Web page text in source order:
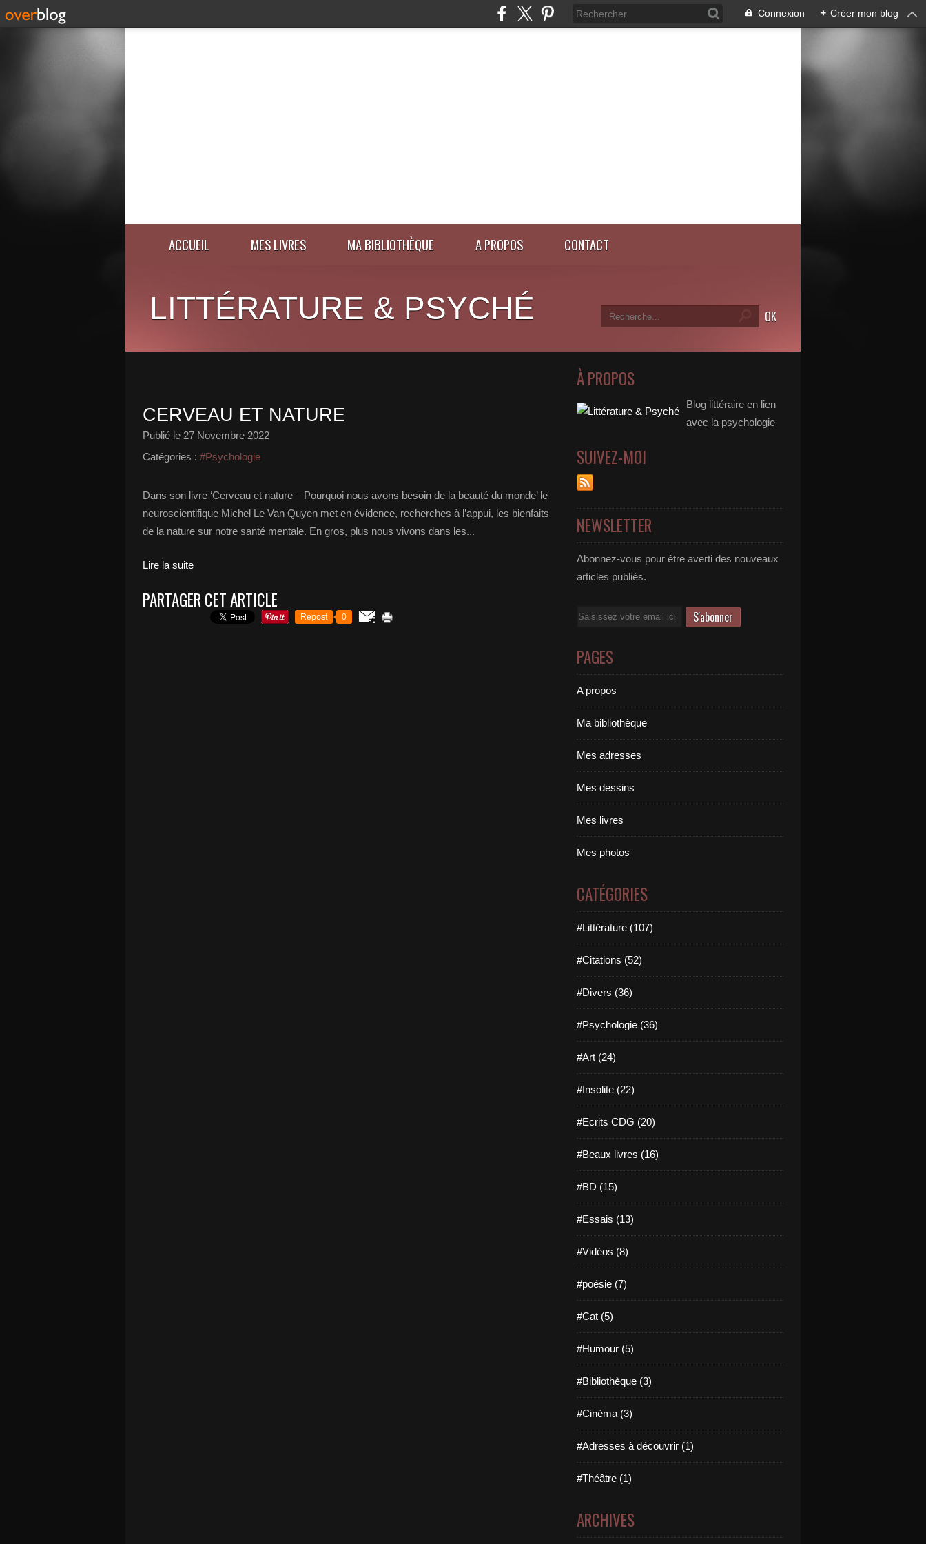
Connexion + Créer mon blog
ACCUEIL MES LIVRES MA BIBLIOTHÈQUE A PROPOS CONTACT
LITTÉRATURE & PSYCHÉ
CERVEAU ET NATURE
Publié le 27 Novembre 2022
Catégories : #Psychologie
Dans son livre ‘Cerveau et nature – Pourquoi nous avons besoin de la beauté du monde’ le
neuroscientifique Michel Le Van Quyen met en évidence, recherches à l’appui, les bienfaits
de la nature sur notre santé mentale. En gros, plus nous vivons dans les...
Lire la suite
PARTAGER CET ARTICLE
Repost 0
À PROPOS
Blog littéraire en lien
avec la psychologie
SUIVEZ-MOI
NEWSLETTER
Abonnez-vous pour être averti des nouveaux
articles publiés.
Email
PAGES
A propos
Ma bibliothèque
Mes adresses
Mes dessins
Mes livres
Mes photos
CATÉGORIES
#Littérature (107)
#Citations (52)
#Divers (36)
#Psychologie (36)
#Art (24)
#Insolite (22)
#Ecrits CDG (20)
#Beaux livres (16)
#BD (15)
#Essais (13)
#Vidéos (8)
#poésie (7)
#Cat (5)
#Humour (5)
#Bibliothèque (3)
#Cinéma (3)
#Adresses à découvrir (1)
#Théâtre (1)
ARCHIVES